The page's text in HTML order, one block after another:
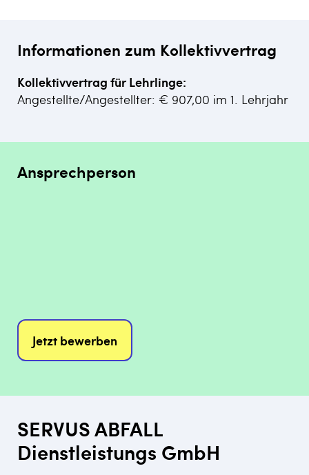
Informationen zum Kollektivvertrag
Kollektivvertrag für Lehrlinge:
Angestellte/Angestellter: € 907,00 im 1. Lehrjahr
Ansprechperson
Jetzt bewerben
SERVUS ABFALL
Dienstleistungs GmbH